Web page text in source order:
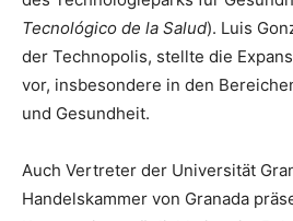
Tecnológico de la Salud). Luis
der Technopolis, stellte die
vor, insbesondere in den
und Gesundheit.
Auch Vertreter der Universität
Handelskammer von Granada